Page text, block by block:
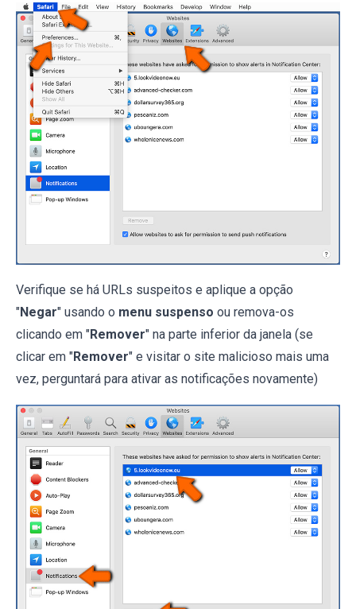
Verifique se há URLs suspeitos e aplique a opção
"Negar" usando o menu suspenso ou remova-os
clicando em "Remover" na parte inferior da janela (se
clicar em "Remover" e visitar o site malicioso mais uma
vez, perguntará para ativar as notificações novamente)